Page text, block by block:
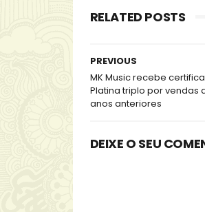
RELATED POSTS
PREVIOUS
MK Music recebe
Platina triplo por vendas
anos anteriores
DEIXE O SEU